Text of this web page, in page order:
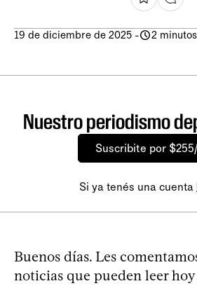
19 de diciembre de 2025 - 2
Nuestro periodismo
Suscribite por
Si ya tenés una cuenta
Buenos días. Les
noticias que pueden leer